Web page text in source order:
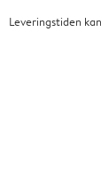
Leveringstiden